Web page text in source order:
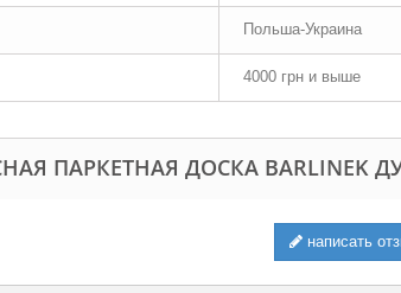
Польша-Украина
4000 грн и выше
ПАРКЕТНАЯ ДОСКА BARLINEK
написать